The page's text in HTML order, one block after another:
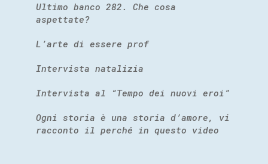
Ultimo banco 282. Che cosa
aspettate?
L’arte di essere prof
Intervista natalizia
Intervista al “Tempo dei nuovi eroi”
Ogni storia è una storia d’amore, vi
racconto il perché in questo video